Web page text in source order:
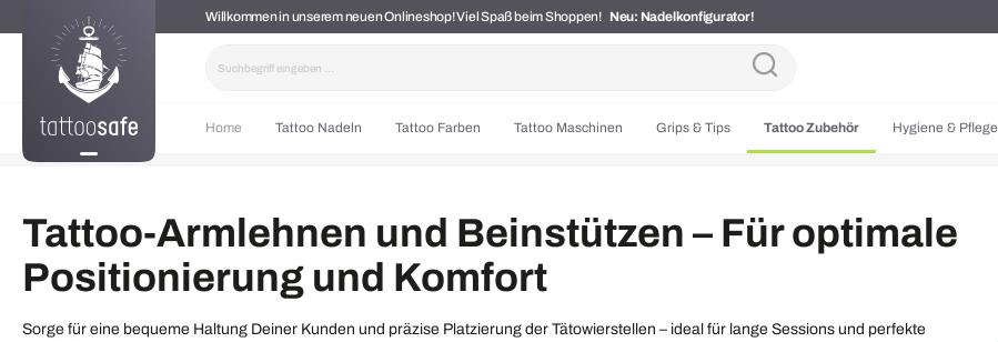
Zur Hauptnavigation springenWillkommen in unserem neuen Onlineshop! Viel Spaß beim Shoppen! Neu: Nadelkonfigurator!
Home Tattoo Nadeln Tattoo Farben Tattoo Maschinen Grips & Tips Tattoo Zubehör Hygiene & Pflege
Tattoo-Armlehnen und Beinstützen – Für optimale
Positionierung und Komfort
Sorge für eine bequeme Haltung Deiner Kunden und präzise Platzierung der Tätowierstellen – ideal für lange Sessions und perfekte